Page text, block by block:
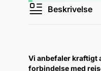
Beskrivelse
Vi anbefaler kraftigt
forbindelse med